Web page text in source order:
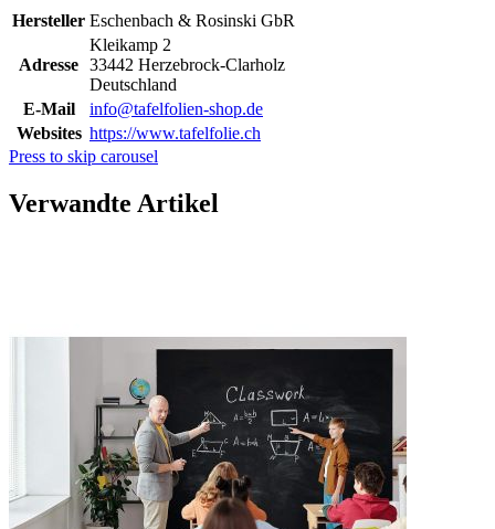
Hersteller Eschenbach & Rosinski GbR
Adresse
Kleikamp 2
33442 Herzebrock-Clarholz
Deutschland
E-Mail
info@tafelfolien-shop.de
Websites https://www.tafelfolie.ch
Press to skip carousel
Verwandte Artikel